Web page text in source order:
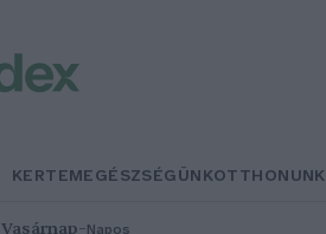
KERTEMEGÉSZSÉGÜNKOTTHONUNK
Vasárnap–Napos